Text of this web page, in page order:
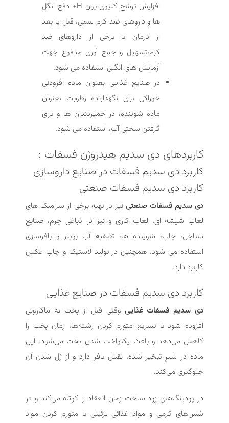
افزایش ترشح کلیوی یون H+ دفع انگل
ها و داروهای ضد کرم سمی، قبل یا بعد
از درمان با برخی از داروهای ضد
کرم،تسهیل و جمع آوری مدفوع جهت
آزمایش های انگلی استفاده می شود.
در صنایع غذایی بعنوان ماده افزودنی
خوراکی برای نگهدارنده رطوبت بعنوان
ماده شوینده، در خمیردندان ها و برای
گرفتن سختی آب، استفاده می شود.
کاربردهای دی سدیم هیدروژن فسفات :
کاربرد دی سدیم فسفات در صنایع داروسازی
کاربرد دی سدیم فسفات صنعتی
دی سدیم فسفات صنعتینیز در تهیه برخی از سرامیک های
لعاب شیشه ای، لعاب کاری و نیز در دباغی چرم، صنایع
نساجی، چاپ، شوینده ها، تصفیه آب بویلر و بافرسازی
استفاده می شود. همچنین در تولید لاستیک و چاپ عکس
کاربرد دارد.
کاربرد دی سدیم فسفات در صنایع غذایی
دی سدیم فسفات غذایی وقتی قبل از پخت به ماکارونی
افزوده شود با تسریع متورم کردن رشته‌ها، زمان پخت را
کاهش می‌دهد و باعث یکنواخت شدن پخت می‌شود. این
ماده در شیرِ تبخیر شده، نقش بافر دارد و از ژل شدن آن
جلوگیری می‌کند.
در پودینگ‌های زود ساخت زمان انعقاد را کوتاه می‌کند و در
سُس‌های کرمی و مواد غذائی تزئینی با متورم کردن مواد